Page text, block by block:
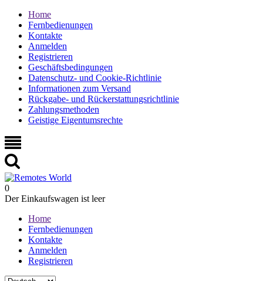
Home
Fernbedienungen
Kontakte
Anmelden
Registrieren
Geschäftsbedingungen
Datenschutz- und Cookie-Richtlinie
Informationen zum Versand
Rückgabe- und Rückerstattungsrichtlinie
Zahlungsmethoden
Geistige Eigentumsrechte
0
Der Einkaufswagen ist leer
Home
Fernbedienungen
Kontakte
Anmelden
Registrieren